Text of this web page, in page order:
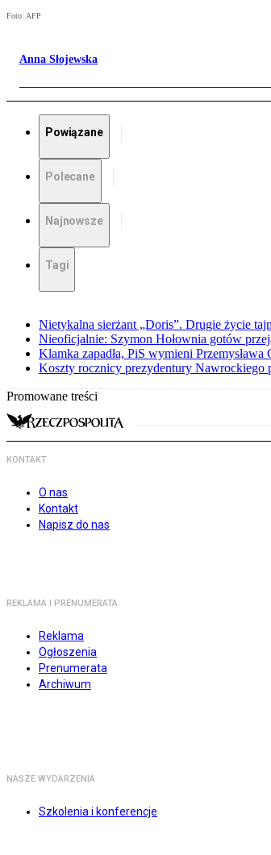
Foto: AFP
Anna Słojewska
Powiązane
Polecane
Najnowsze
Tagi
Nietykalna sierżant „Doris”. Drugie życie
Nieoficjalnie: Szymon Hołownia gotów
Klamka zapadła, PiS wymieni
Koszty rocznicy prezydentury Nawrockiego
Promowane treści
KONTAKT
O nas
Kontakt
Napisz do nas
REKLAMA I PRENUMERATA
Reklama
Ogłoszenia
Prenumerata
Archiwum
NASZE WYDARZENIA
Szkolenia i konferencje